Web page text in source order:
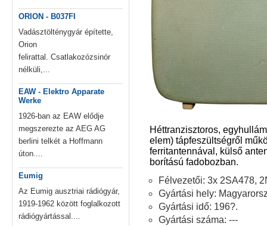
ORION - B037FI
Vadásztölténygyár építette,
Orion
felirattal. Csatlakozózsinór
nélküli,...
EAW - Elektro Apparate
Werke
1926-ban az EAW elődje
megszerezte az AEG AG
berlini telkét a Hoffmann
úton....
Eumig
Az Eumig ausztriai rádiógyár,
1919-1962 között foglalkozott
rádiógyártással....
Héttranzisztoros,
elem) tápfeszültségről
ferritantennával, külső
borítású fadobozban.
Félvezetői: 3x 2SA478,
Gyártási hely:
Gyártási idő: 196?.
Gyártási száma: ---